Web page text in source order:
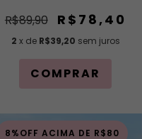
R$89,90 R$78,40
2 x de R$39,20 sem juros
COMPRAR
8%OFF ACIMA DE R$80